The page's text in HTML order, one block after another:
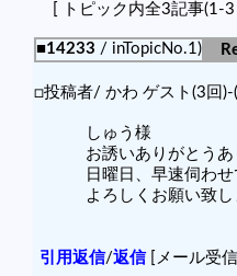
[ トピック内全3記事
■14233 / inTopicNo.1)
□投稿者/ かわ ゲスト(3回
しゅう様
お誘いありがとうあ
日曜日、早速伺わせ
よろしくお願い致し
引用返信/返信[メール受